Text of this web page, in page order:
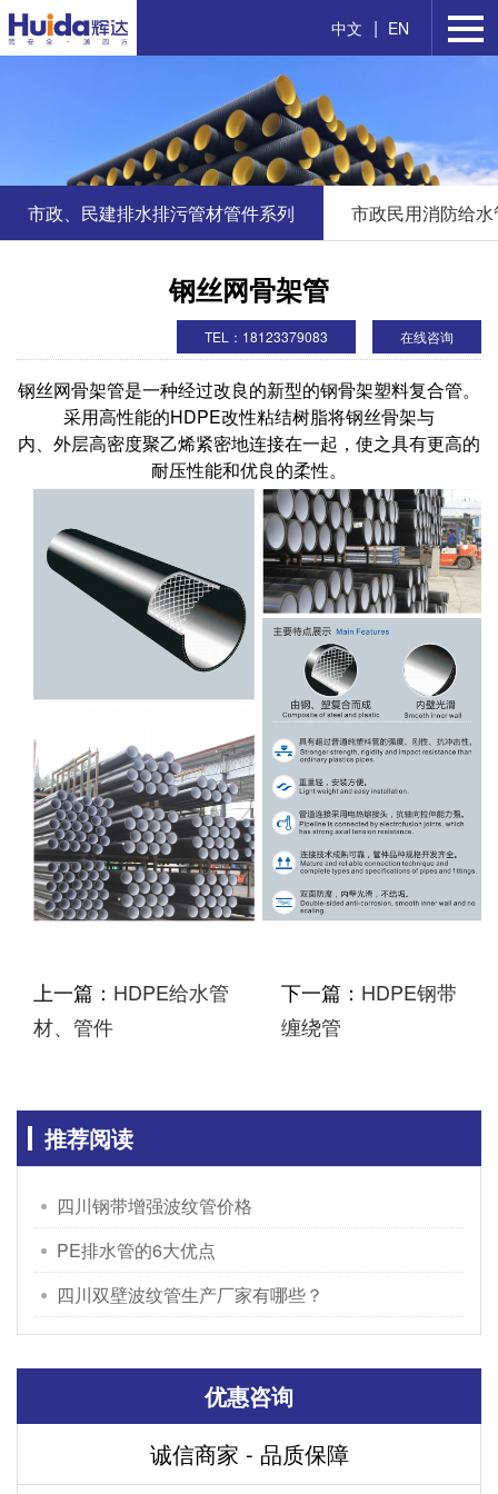
中文 | EN
市政、民建排水排污管材管件系列 市政民用消防给
钢丝网骨架管
在线咨询
TEL：18123379083
钢丝网骨架管是一种经过改良的新型的钢骨架塑料复合管。
采用高性能的HDPE改性粘结树脂将钢丝骨架与
内、外层高密度聚乙烯紧密地连接在一起，使之具有更高的
耐压性能和优良的柔性。
上一篇： HDPE给水管
材、管件
下一篇： HDPE钢带
缠绕管
推荐阅读
四川钢带增强波纹管价格
PE排水管的6大优点
四川双壁波纹管生产厂家有哪些？
优惠咨询
诚信商家 - 品质保障